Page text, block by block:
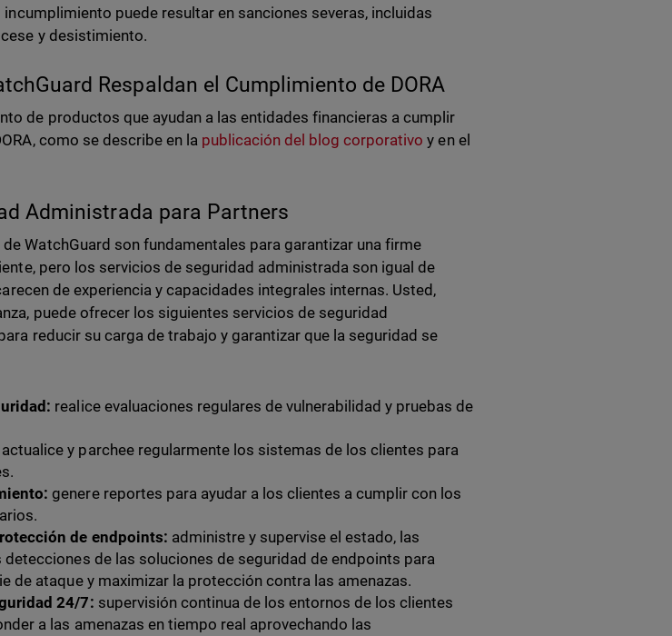
puede resultar en sanciones severas, incluidas
y desistimiento.
Respaldan el Cumplimiento de DORA
de productos que ayudan a las entidades financieras a cumplir
como se describe en la publicación del blog corporativo y en el
Administrada para Partners
WatchGuard son fundamentales para garantizar una firme
pero los servicios de seguridad administrada son igual de
de experiencia y capacidades integrales internas. Usted,
puede ofrecer los siguientes servicios de seguridad
reducir su carga de trabajo y garantizar que la seguridad se
realice evaluaciones regulares de vulnerabilidad y pruebas de
actualice y parchee regularmente los sistemas de los clientes para
genere reportes para ayudar a los clientes a cumplir con los
de endpoints: administre y supervise el estado, las
de las soluciones de seguridad de endpoints para
de ataque y maximizar la protección contra las amenazas.
24/7: supervisión continua de los entornos de los clientes
a las amenazas en tiempo real aprovechando las